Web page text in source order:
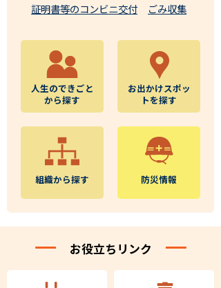
証明書等のコンビニ交付
ごみ収集
人生のできごと
から探す
お出かけスポッ
トを探す
組織から探す 防災情報
お役立ちリンク